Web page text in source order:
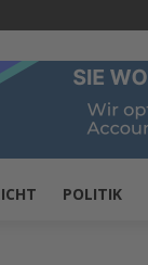
POLITIK